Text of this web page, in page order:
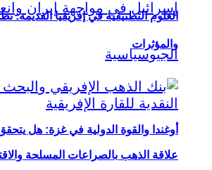
أوغندا والقوة الدولية في غزة: هل
العلوم التطبيقية في إفريقيا القديمة:
والمؤثرات
علاقة الذهب بالصراعات المسلحة